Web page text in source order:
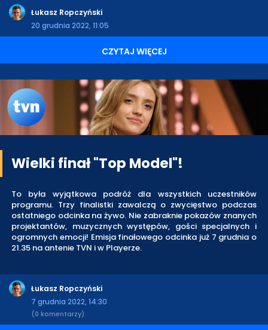
Łukasz Ropczyński
20 grudnia 2022, 11:05
CZYTAJ WIĘCEJ
Wielki finał "Top Model"!
To była wyjątkowa podróż dla wszystkich uczestników
programu. Trzy finalistki zawalczą o zwycięstwo podczas
ostatniego odcinka na żywo. Nie zabraknie pokazów znanych
projektantów, muzycznych występów, gości specjalnych i
ogromnych emocji! Emisja finałowego odcinka już 7 grudnia o
21.35 na antenie TVN i w Playerze.
Łukasz Ropczyński
7 grudnia 2022, 14:30
(0 komentarzy)